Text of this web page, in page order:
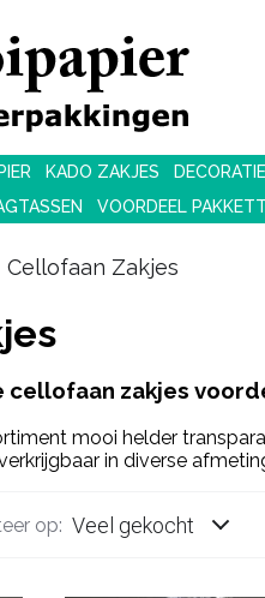
KADO ZAKJES
VOORDEEL
Cellofaan Zakjes
cellofaan zakjes
mooi helder
in diverse
op: Veel gekocht